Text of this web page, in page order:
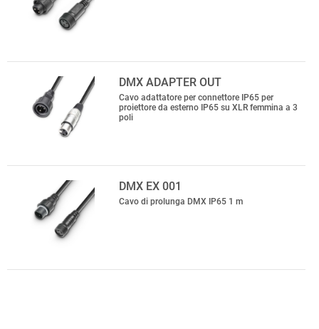
DMX ADAPTER OUT
Cavo adattatore per connettore IP65 per
proiettore da esterno IP65 su XLR femmina a 3
poli
DMX EX 001
Cavo di prolunga DMX IP65 1 m